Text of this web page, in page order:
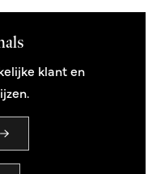
klant en